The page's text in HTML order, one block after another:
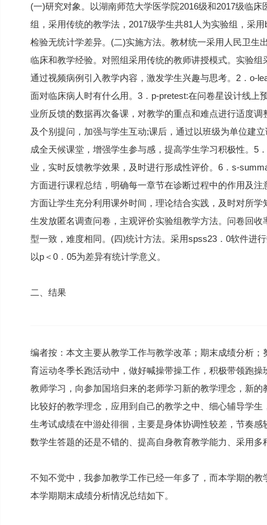
(一)研究对象。以湖南师范大学医学院2016级和2017级临
组，采用传统的教学法，2017级学生共81人为实验组，采
检验无统计学差异。(二)实施方法。教材统一采用人民卫
临床和教学经验。对照组采用传统的教师讲授模式。实验
通过视频病例引入教学内容，激发学生兴趣与思考。2．o-
面对临床病人时有什么用。3．p-pretest:在问卷星设计线
业所反馈的数据再次备课，对教学的重点和难点进行适度
及个别提问，加强与学生互动;课后，通过以班级为单位建
成全天候课堂，增强学生参与感，提高学生学习积极性。5
业，实时反馈教学效果，及时进行形成性评价。6．s-
方面进行课程总结，明确每一章节在诊断过程中的作用及
方面让学生充分利用课外时间，理论结合实践，及时对所
生发放匿名调查问卷，主观评价实验组教学方法。问卷回
型一致，难度相同。(四)统计方法。采用spss23．0软件进
以p＜0．05为差异有统计学意义。
二、结果
编者按：本文主要从教学工作与教学改革；期末成绩分析
育运动冬季长跑活动中，做好喊操带操工作，积极带领跑
教师学习，向参加国培归来的老师学习新的教学理念，新
比较好的教学理念，应用到自己的教学之中、细心辅导学
生考试成绩在中游处徘徊，主要是身体协调性较差，节奏
数学生答题的还是不错的、提高自身教育教学能力、采用
不知不觉中，我参加教学工作已经一年多了，而本学期的
本学期期末成绩分析情况总结如下。